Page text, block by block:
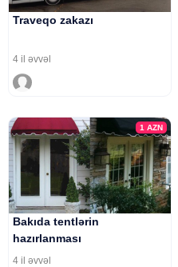
Traveqo zakazı
4 il əvvəl
1AZN
Bakıda tentlərin
hazırlanması
4 il əvvəl